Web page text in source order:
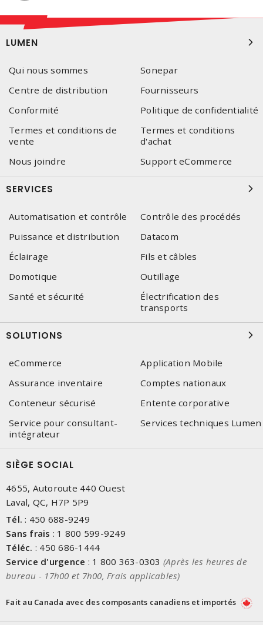
LUMEN
Qui nous sommes
Sonepar
Centre de distribution
Fournisseurs
Conformité
Politique de confidentialité
Termes et conditions de
vente
Termes et conditions
d'achat
Nous joindre
Support eCommerce
SERVICES
Automatisation et contrôle
Contrôle des procédés
Puissance et distribution
Datacom
Éclairage
Fils et câbles
Domotique
Outillage
Santé et sécurité
Électrification des
transports
SOLUTIONS
eCommerce
Application Mobile
Assurance inventaire
Comptes nationaux
Conteneur sécurisé
Entente corporative
Service pour consultant-
intégrateur
Services techniques Lumen
SIÈGE SOCIAL
4655, Autoroute 440 Ouest
Laval, QC, H7P 5P9
Tél. : 450 688-9249
Sans frais : 1 800 599-9249
Téléc. : 450 686-1444
Service d'urgence : 1 800 363-0303 (Après les heures de
bureau - 17h00 et 7h00, Frais applicables)
Fait au Canada avec des composants canadiens et importés